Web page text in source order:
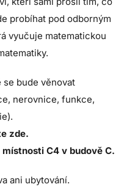
probíhat pod odborným
vyučuje matematickou
bude věnovat
nerovnice, funkce,
zde.
C4 v budově C.
ani ubytování.